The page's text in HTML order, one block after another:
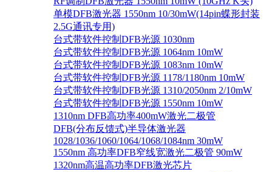
单模DFB激光器 1550nm 10/30mW(14pin蝶形封装
2.5G通讯专用)
台式带软件控制DFB光源 1030nm
台式带软件控制DFB光源 1064nm 10mW
台式带软件控制DFB光源 1083nm 10mW
台式带软件控制DFB光源 1178/1180nm 10mW
台式带软件控制DFB光源 1310/2050nm 2/10mW
台式带软件控制DFB光源 1550nm 10mW
1310nm DFB高功率400mW激光二极管
DFB(分布反馈式)半导体激光器
1028/1036/1060/1064/1068/1084nm 30mW
1550nm 高功率DFB窄线宽激光二极管 90mW
1320nm高温高功率DFB激光芯片